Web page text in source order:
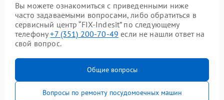
Вы можете ознакомиться с приведенными ниже
часто задаваемыми вопросами, либо обратиться в
сервисный центр “FIX-Indesit” по следующему
телефону+7 (351) 200-70-49 если не нашли ответ на
свой вопрос.
Общие вопросы
Вопросы по ремонту посудомоечных машин